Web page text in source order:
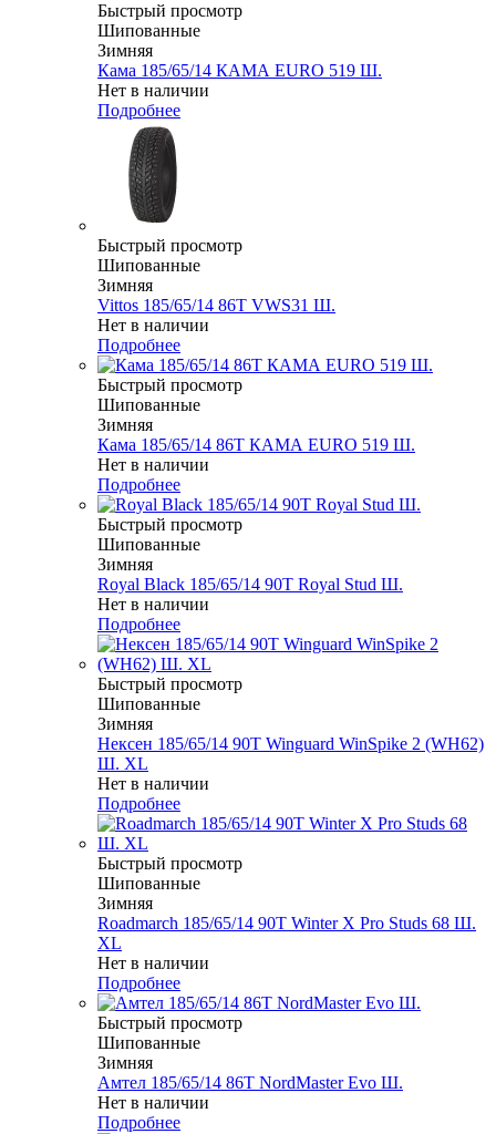
Быстрый просмотр
Шипованные
Зимняя
Кама 185/65/14 КАМА EURO 519 Ш.
Нет в наличии
Подробнее
Быстрый просмотр
Шипованные
Зимняя
Vittos 185/65/14 86T VWS31 Ш.
Нет в наличии
Подробнее
Быстрый просмотр
Шипованные
Зимняя
Кама 185/65/14 86T КАМА EURO 519 Ш.
Нет в наличии
Подробнее
Быстрый просмотр
Шипованные
Зимняя
Royal Black 185/65/14 90T Royal Stud Ш.
Нет в наличии
Подробнее
Быстрый просмотр
Шипованные
Зимняя
Нексен 185/65/14 90T Winguard WinSpike 2 (WH62)
Ш. XL
Нет в наличии
Подробнее
Быстрый просмотр
Шипованные
Зимняя
Roadmarch 185/65/14 90T Winter X Pro Studs 68 Ш.
XL
Нет в наличии
Подробнее
Быстрый просмотр
Шипованные
Зимняя
Амтел 185/65/14 86T NordMaster Evo Ш.
Нет в наличии
Подробнее